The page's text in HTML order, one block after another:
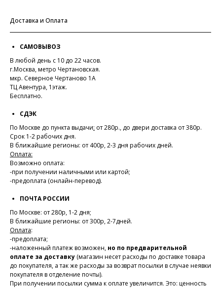
Доставка и Оплата
САМОВЫВОЗ
В любой день с 10 до 22 часов.
г.Москва, метро Чертановская.
мкр. Северное Чертаново 1А
ТЦ Авентура, 1этаж.
Бесплатно.
СДЭК
По Москве до пункта выдачи: от 280р., до двери доставка от 380р.
Срок 1-2 рабочих дня.
В ближайшие регионы: от 400р, 2-3 дня рабочих дней.
Оплата:
Возможно оплата:
-при получении наличными или картой;
-предоплата (онлайн-перевод).
ПОЧТА РОССИИ
По Москве: от 280р, 1-2 дня;
В ближайшие регионы: от 300р, 2-7дней.
Оплата:
-предоплата;
-наложенный платеж возможен, но по предварительной
оплате за доставку (магазин несет расходы по доставке товара
до покупателя, а так же расходы за возврат посылки в случае неявки
покупателя в отделение почты).
При получении посылки сумма к оплате увеличится. Это: ценность